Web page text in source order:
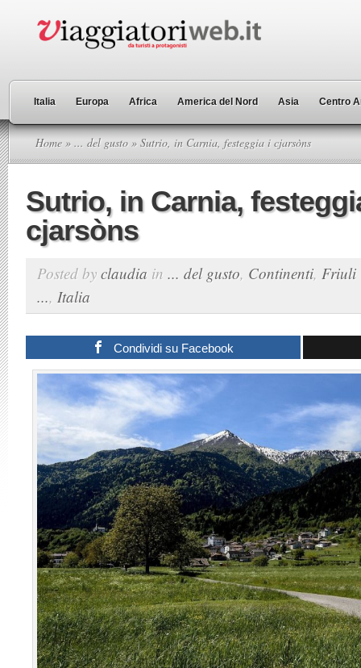
Italia Europa Africa America del Nord Asia Centro
Home » ... del gusto » Sutrio, in Carnia, festeggia i cjarsòns
Sutrio, in Carnia,
cjarsòns
Posted by claudia in ... del gusto, Continenti, Friuli
..., Italia
Condividi su Facebook